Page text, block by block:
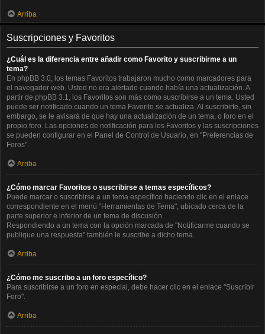
Arriba
Suscripciones y Favoritos
¿Cuál es la diferencia entre añadir como Favorito y suscribirme a un
tema?
En phpBB 3.0, los temas Favoritos trabajaron mucho como marcadores para
el navegador web. Usted no era alertado cuando había una actualización. A
partir de phpBB 3.1, los Favoritos son más como suscribirse a un tema. Usted
puede ser notificado cuando un tema Favorito se actualiza. Al suscribirte, sin
embargo, se le avisará de que hay una actualización de un tema, o foro en el
propio foro. Las opciones de notificación para los Favoritos y las suscripciones
se pueden configurar en el Panel de Control de Usuario, en "Preferencias de
Foros".
Arriba
¿Cómo marcar Favoritos o suscribirse a temas específicos?
Puede marcar o suscribirse a un tema específico haciendo clic en el enlace
correspondiente en el menú "Herramientas de Tema", ubicado cerca de la
parte superior e inferior de un tema de discusión.
Respondiendo a un tema con la opción marcada de "Notificarme cuando se
publique una respuesta" también le suscribe a dicho tema.
Arriba
¿Cómo me suscribo a un foro específico?
Para suscribirse a un foro en especial, debe hacer clic en el enlace "Suscribir
Foro".
Arriba